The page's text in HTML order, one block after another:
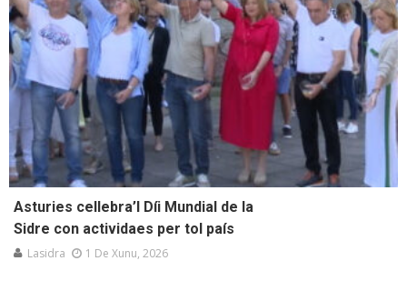
Asturies cellebra’l Díi Mundial de la
Sidre con actividaes per tol país
Lasidra 1 De Xunu, 2026